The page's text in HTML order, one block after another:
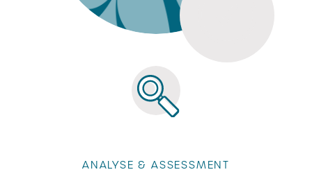
ANALYSE & ASSESSMENT